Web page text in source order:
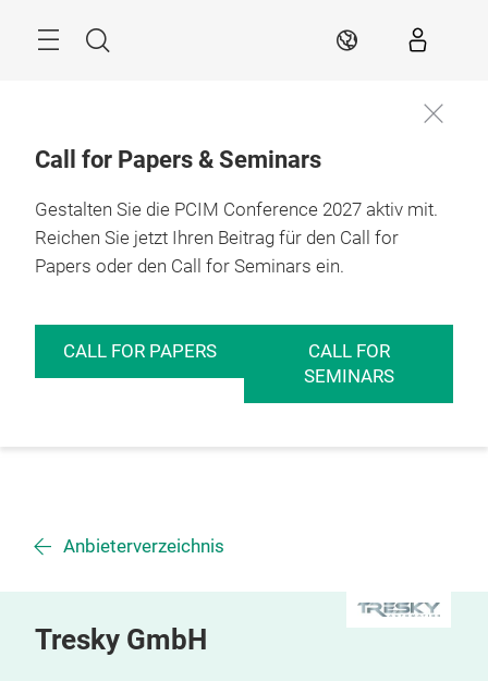
Suche DE
Call for Papers & Seminars
Gestalten Sie die PCIM Conference 2027 aktiv mit.
Reichen Sie jetzt Ihren Beitrag für den Call for
Papers oder den Call for Seminars ein.
CALL FOR PAPERS
CALL FOR
SEMINARS
Anbieterverzeichnis
Tresky GmbH